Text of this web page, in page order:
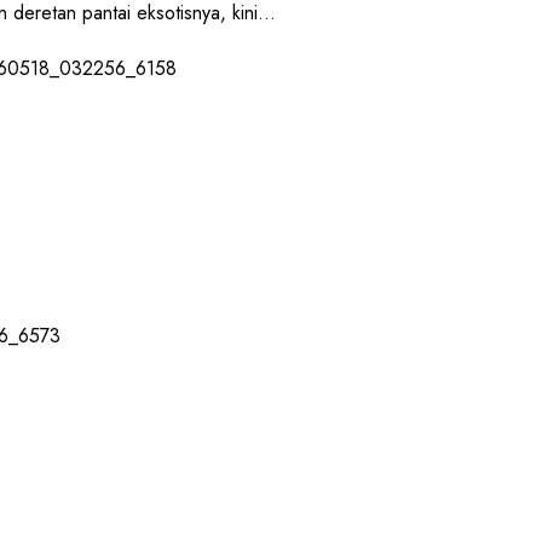
deretan pantai eksotisnya, kini...